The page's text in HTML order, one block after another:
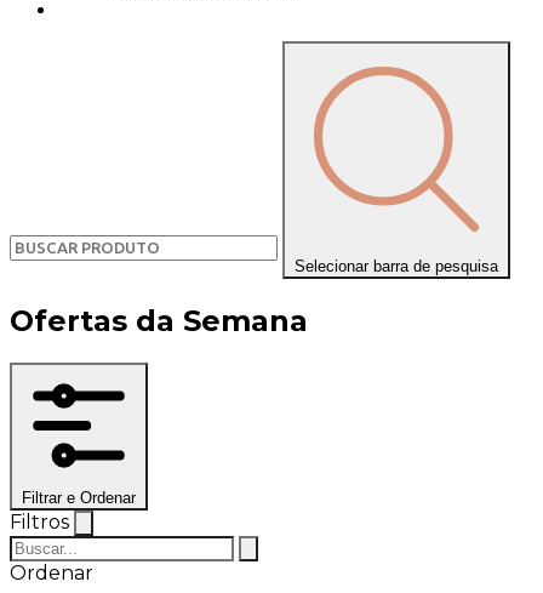
Selecionar barra de pesquisa
Ofertas da Semana
Filtrar e Ordenar
Filtros
Ordenar